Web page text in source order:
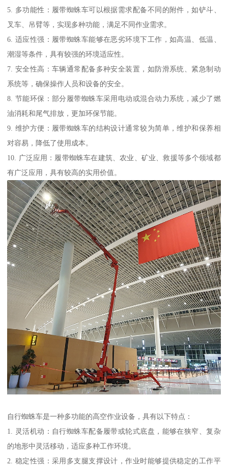
5. 多功能性：履带蜘蛛车可以根据需求配备不同的附件，如铲斗、
叉车、吊臂等，实现多种功能，满足不同作业需求。
6. 适应性强：履带蜘蛛车能够在恶劣环境下工作，如高温、低温、
潮湿等条件，具有较强的环境适应性。
7. 安全性高：车辆通常配备多种安全装置，如防滑系统、紧急制动
系统等，确保操作人员和设备的安全。
8. 节能环保：部分履带蜘蛛车采用电动或混合动力系统，减少了燃
油消耗和尾气排放，更加环保节能。
9. 维护方便：履带蜘蛛车的结构设计通常较为简单，维护和保养相
对容易，降低了使用成本。
10. 广泛应用：履带蜘蛛车在建筑、农业、矿业、救援等多个领域都
有广泛应用，具有较高的实用价值。
自行蜘蛛车是一种多功能的高空作业设备，具有以下特点：
1. 灵活机动：自行蜘蛛车配备履带或轮式底盘，能够在狭窄、复杂
的地形中灵活移动，适应多种工作环境。
2. 稳定性强：采用多支腿支撑设计，作业时能够提供稳定的工作平